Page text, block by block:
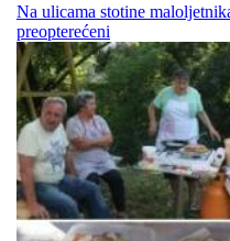
Na ulicama stotine
preopterećeni